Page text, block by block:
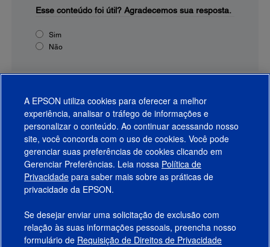
Esse conteúdo foi útil? Agradecemos sua resposta.
Sim
Não
Produtos
Suporte
Links Sugeridos
Empresa
A EPSON utiliza cookies para oferecer a melhor
experiência, analisar o tráfego de informações e
personalizar o conteúdo. Ao continuar acessando nosso
site, você concorda com o uso de cookies. Você pode
gerenciar suas preferências de cookies clicando em
Gerenciar Preferências. Leia nossa Política de
Privacidade para saber mais sobre as práticas de
privacidade da EPSON.
Se desejar enviar uma solicitação de exclusão com
relação às suas informações pessoais, preencha nosso
formulário de Requisição de Direitos de Privacidade